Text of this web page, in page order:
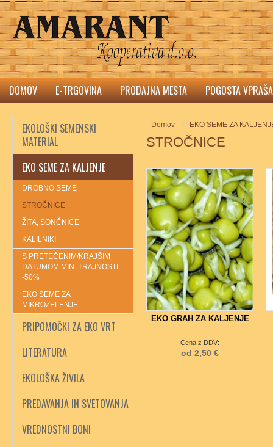
DOMOV E-TRGOVINA PRODAJNA MESTA POGOSTA
EKOLOŠKI SEMENSKI
MATERIAL
EKO SEME ZA KALJENJE
DROBNO SEME
STROČNICE
ŽITA, SONČNICE
KALILNIKI
S PRETEČENIM/KRAJŠIM
DATUMOM MIN. TRAJNOSTI
-50%
EKO SEME ZA
MIKROZELENJE
PRIPOMOČKI ZA EKO VRT
LITERATURA
EKOLOŠKA ŽIVILA
PREDAVANJA IN SVETOVANJA
VREDNOSTNI BONI
Domov EKO SEME ZA
STROČNICE
5
EKO GRAH ZA KALJENJE
Cena z DDV:
od 2,50 €